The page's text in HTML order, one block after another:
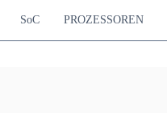
SoC PROZESSOREN